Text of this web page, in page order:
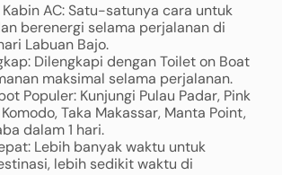
Kabin AC: Satu-satunya cara untuk
berenergi selama perjalanan di
Labuan Bajo.
Dilengkapi dengan Toilet on Boat
maksimal selama perjalanan.
Populer: Kunjungi Pulau Padar, Pink
Taka Makassar, Manta Point,
dalam 1 hari.
Lebih banyak waktu untuk
lebih sedikit waktu di